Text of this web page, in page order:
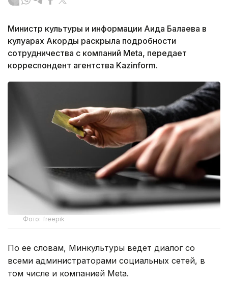
Министр культуры и информации Аида Балаева в
кулуарах Акорды раскрыла подробности
сотрудничества с компаний Meta, передает
корреспондент агентства Kazinform.
Фото: freepik
По ее словам, Минкультуры ведет диалог со
всеми администраторами социальных сетей, в
том числе и компанией Meta.